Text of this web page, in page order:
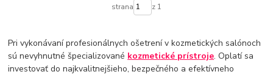
strana z 1
Pri vykonávaní profesionálnych ošetrení v kozmetických salónoch
sú nevyhnutné špecializované kozmetické prístroje. Oplatí sa
investovať do najkvalitnejšieho, bezpečného a efektívneho